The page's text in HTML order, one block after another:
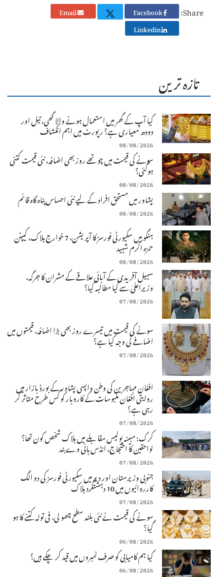
Share:
Email
Linkedin
تازہ ترین
کیا آپ کے گھر میں استعمال ہونے والا گھی، تیل اور
دودھ معیاری ہے؟ رپورٹ میں اہم انکشاف
08/08/2026
سونے کی قیمت میں چوتھے روز بھی اضافہ، نئی قیمت کتنی
ہوگئی؟
08/08/2026
پشاور میں مستحق افراد کے لیے نئی احساس پناہ گاہ قائم
08/08/2026
ہنگو میں سکیورٹی فورسز کا آپریشن، 7 خوارج ہلاک، کیپٹن
حمزہ اکرم شہید
08/08/2026
سہیل آفریدی کے آبائی علاقے کے مشران کا جرگہ،
وزیراعلیٰ سے کیا مطالبہ کیا؟
07/08/2026
سونے کی قیمت میں تیسرے روز بھی بڑا اضافہ، قیمتوں میں
اضافے کی وجہ کیا ہے؟
07/08/2026
افغان مہاجرین کی وطن واپسی پشاور کے بورڈ بازار میں
روایتی افغان ملبوسات کے کاروبار کو کس طرح متاثر کر
رہی ہے؟
07/08/2026
کرک: مبینہ پولیس مقابلے میں ہلاک شخص کون تھا؟
لواحقین کا احتجاج، انڈس ہائی وے بند
07/08/2026
جنوبی وزیرستان اور دیر میں سکیورٹی فورسز کی دو الگ
کارروائیوں میں 10 دہشتگرد ہلاک
07/08/2026
سونے کی قیمت نے نئی بلند سطح چھو لی، فی تولہ کتنے کا ہو
گیا؟
06/08/2026
کیا ہم کامیابی کو صرف نمبروں میں قید کر چکے ہیں؟
06/08/2026